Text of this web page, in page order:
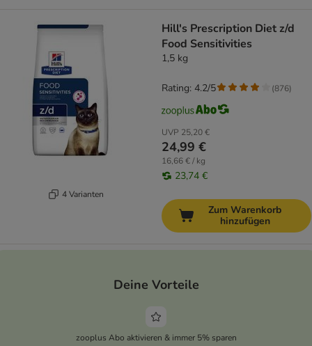
4 Varianten
Hill's Prescription Diet z/d
Food Sensitivities
1,5 kg
UVP 25,20 €
24,99 €
16,66 € / kg
23,74 €
Rating: 4.2/5 (876)
Zum Warenkorb
hinzufügen
Deine Vorteile
zooplus Abo aktivieren & immer 5% sparen